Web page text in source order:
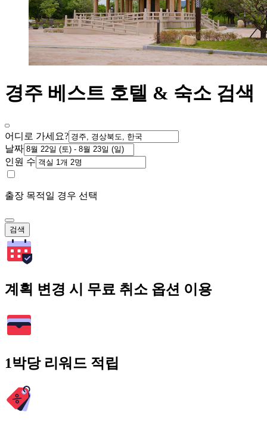
경주 베스트 호텔 & 숙소 검색
어디로 가세요?
날짜
인원 수
출장 목적일 경우 선택
검색
계획 변경 시 무료 취소 옵션 이용
1박당 리워드 적립